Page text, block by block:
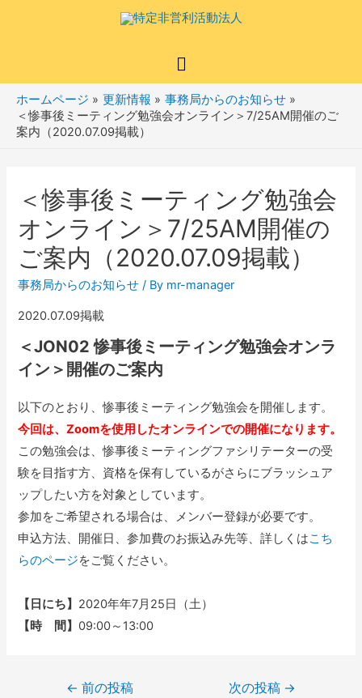
メ
イ
ン
ニ
ュ
ー
ホームページ 更新情報
事務局からのお知らせ
＜惨事後ミーティング勉強会オンライン＞7/25AM開催のご
案内（2020.07.09掲載）
＜惨事後ミーティング勉強会
オンライン＞7/25AM開催の
ご案内（2020.07.09掲載）
事務局からのお知らせ / By mr-manager
2020.07.09掲載
＜JON02 惨事後ミーティング勉強会オンラ
イン＞開催のご案内
以下のとおり、惨事後ミーティング勉強会を開催します。
今回は、Zoomを使用したオンラインでの開催になります。
この勉強会は、惨事後ミーティングファシリテーターの受
験を目指す方、資格を保有しているがさらにブラッシュア
ップしたい方を対象としています。
参加をご希望される場合は、メンバー登録が必要です。
申込方法、開催日、参加費のお振込み先等、詳しくはこち
らのページをご覧ください。
【日にち】 2020年年7月25日（土）
【時 間】 09:00～13:00
← 前の投稿 次の投稿 →